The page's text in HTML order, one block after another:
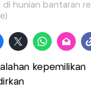
hunian bantaran rel
kepemilikan